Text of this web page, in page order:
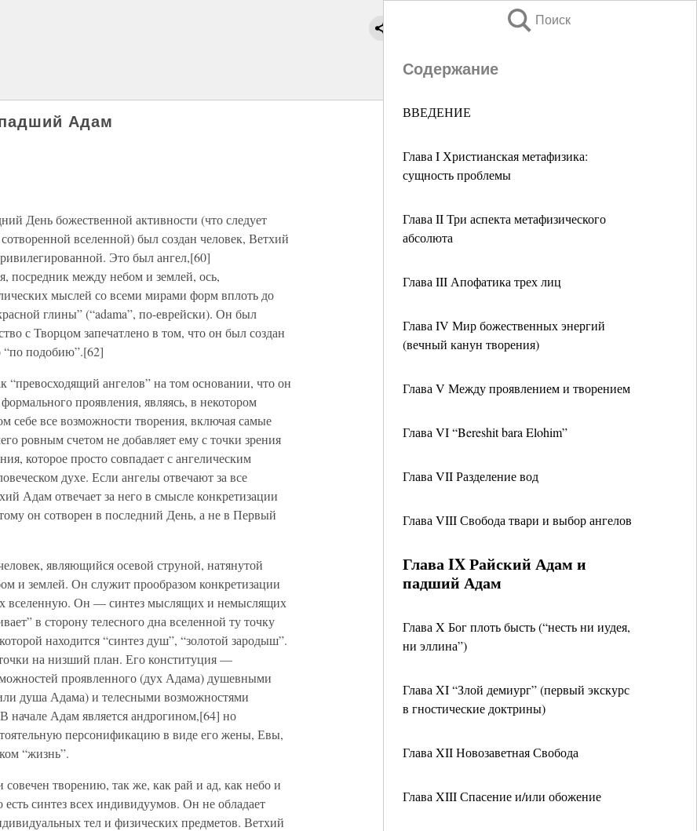
Поиск
Содержание
ВВЕДЕНИЕ
Глава I Христианская метафизика:
сущность проблемы
Глава II Три аспекта метафизического
абсолюта
Глава III Апофатика трех лиц
Глава IV Мир божественных энергий
(вечный канун творения)
Глава V Между проявлением и творением
Глава VI “Bereshit bara Elohim”
Глава VII Разделение вод
Глава VIII Свобода твари и выбор ангелов
Глава IX Райский Адам и
падший Адам
Глава X Бог плоть бысть (“несть ни иудея,
ни эллина”)
Глава XI “Злой демиург” (первый экскурс
в гностические доктрины)
Глава XII Новозаветная Свобода
Глава XIII Спасение и/или обожение
Адам
День божественной активности (что следует
вселенной) был создан человек, Ветхий
Это был ангел,[60]
посредник между небом и землей, ось,
мыслей со всеми мирами форм вплоть до
глины” (“adama”, по-еврейски). Он был
с Творцом запечатлено в том, что он был создан
“по подобию”.[62]
“превосходящий ангелов” на том основании, что он
проявления, являясь, в некотором
себе все возможности творения, включая самые
ровным счетом не добавляет ему с точки зрения
которое просто совпадает с ангелическим
духе. Если ангелы отвечают за все
Адам отвечает за него в смысле конкретизации
он сотворен в последний День, а не в Первый
являющийся осевой струной, натянутой
и землей. Он служит прообразом конкретизации
вселенную. Он — синтез мыслящих и немыслящих
в сторону телесного дна вселенной ту точку
находится “синтез душ”, “золотой зародыш”.
на низший план. Его конституция —
проявленного (дух Адама) душевными
душа Адама) и телесными возможностями
начале Адам является андрогином,[64] но
персонификацию в виде его жены, Евы,
“жизнь”.
творению, так же, как рай и ад, как небо и
синтез всех индивидуумов. Он не обладает
тел и физических предметов. Ветхий